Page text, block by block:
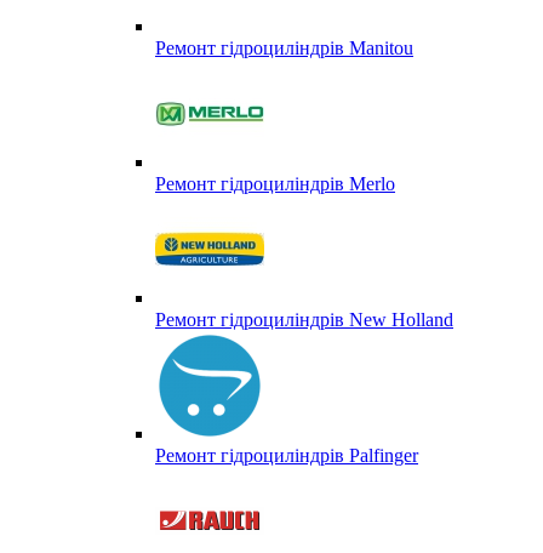
Ремонт гідроциліндрів Manitou
Ремонт гідроциліндрів Merlo
Ремонт гідроциліндрів New Holland
Ремонт гідроциліндрів Palfinger